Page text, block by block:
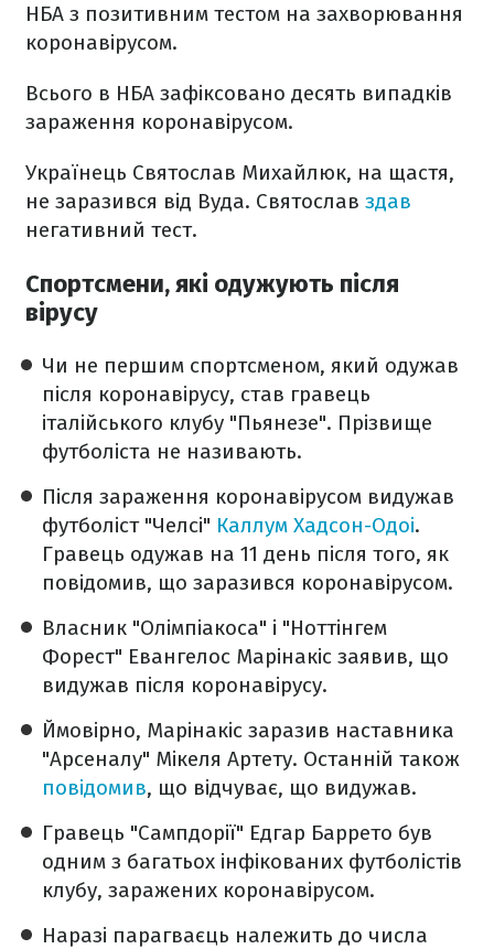
НБА з позитивним тестом на захворювання
коронавірусом.
Всього в НБА зафіксовано десять випадків
зараження коронавірусом.
Українець Святослав Михайлюк, на щастя,
не заразився від Вуда. Святослав здав
негативний тест.
Спортсмени, які одужують після
вірусу
Чи не першим спортсменом, який одужав
після коронавірусу, став гравець
італійського клубу "Пьянезе". Прізвище
футболіста не називають.
Після зараження коронавірусом видужав
футболіст "Челсі" Каллум Хадсон-Одоі.
Гравець одужав на 11 день після того, як
повідомив, що заразився коронавірусом.
Власник "Олімпіакоса" і "Ноттінгем
Форест" Евангелос Марінакіс заявив, що
видужав після коронавірусу.
Ймовірно, Марінакіс заразив наставника
"Арсеналу" Мікеля Артету. Останній також
повідомив, що відчуває, що видужав.
Гравець "Сампдорії" Едгар Баррето був
одним з багатьох інфікованих футболістів
клубу, заражених коронавірусом.
Наразі парагваєць належить до числа